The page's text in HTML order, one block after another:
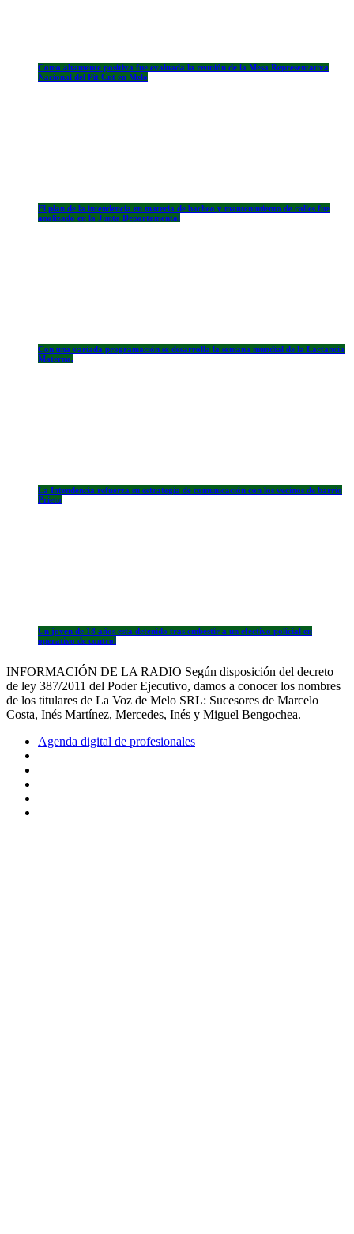
Como altamente positiva fue evaluada la reunión de la Mesa Representativa
Nacional del Pit Cnt en Melo
El plan de la intendencia en materia de bacheo y mantenimiento de calles fue
analizado en la Junta Departamental
Con una variada programación se desarrolla la semana mundial de la Lactancia
Materna.
La Intendencia refuerza su estrategia de comunicación con los vecinos de barrio
Prieto
Un joven de 18 años está detenido tras embestir a un efectivo policial en
operativo de control
INFORMACIÓN DE LA RADIO Según disposición del decreto
de ley 387/2011 del Poder Ejecutivo, damos a conocer los nombres
de los titulares de La Voz de Melo SRL: Sucesores de Marcelo
Costa, Inés Martínez, Mercedes, Inés y Miguel Bengochea.
Agenda digital de profesionales